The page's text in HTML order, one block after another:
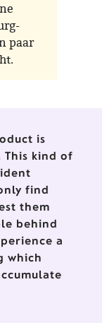
paar
is
kind of
find
them
behind
a
which